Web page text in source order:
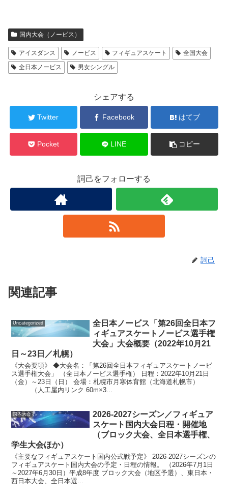
国内大会（ノービス）
アイスダンス ノービス フィギュアスケート
全国大会
全日本ノービス
男女シングル
シェアする
Twitter Facebook はてブ
Pocket LINE コピー
詞己をフォローする
詞己
関連記事
Uncategorized
全日本ノービス「第26回全日本フ
ィギュアスケートノービス選手権
大会」大会概要（2022年10月21
日～23日／札幌）
《大会要項》 ◆大会名：「第26回全日本フィギュアスケートノービ
ス選手権大会」 （全日本ノービス選手権） 日程：2022年10月21日
（金）～23日（日） 会場：札幌市月寒体育館（北海道札幌市）
（人工屋内リンク 60m×3...
国内大会
2026-2027シーズン／フィギュア
スケート国内大会日程・開催地
（ブロック大会、全日本選手権、
学生大会ほか）
《主要なフィギュアスケート国内公式戦予定》 2026-2027シーズンの
フィギュアスケート国内大会の予定・日程の情報。 （2026年7月1日
～2027年6月30日）平成8年度 ブロック大会（地区予選）、東日本・
西日本大会、全日本選...